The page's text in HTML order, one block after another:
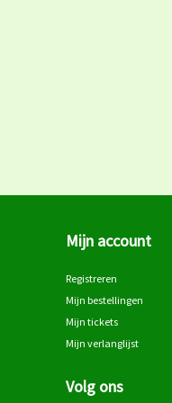
Mijn account
Registreren
Mijn bestellingen
Mijn tickets
Mijn verlanglijst
Volg ons